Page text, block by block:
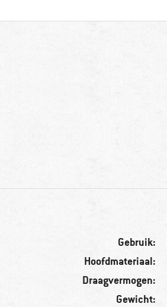
Gebruik:
Hoofdmateriaal:
Draagvermogen:
Gewicht: